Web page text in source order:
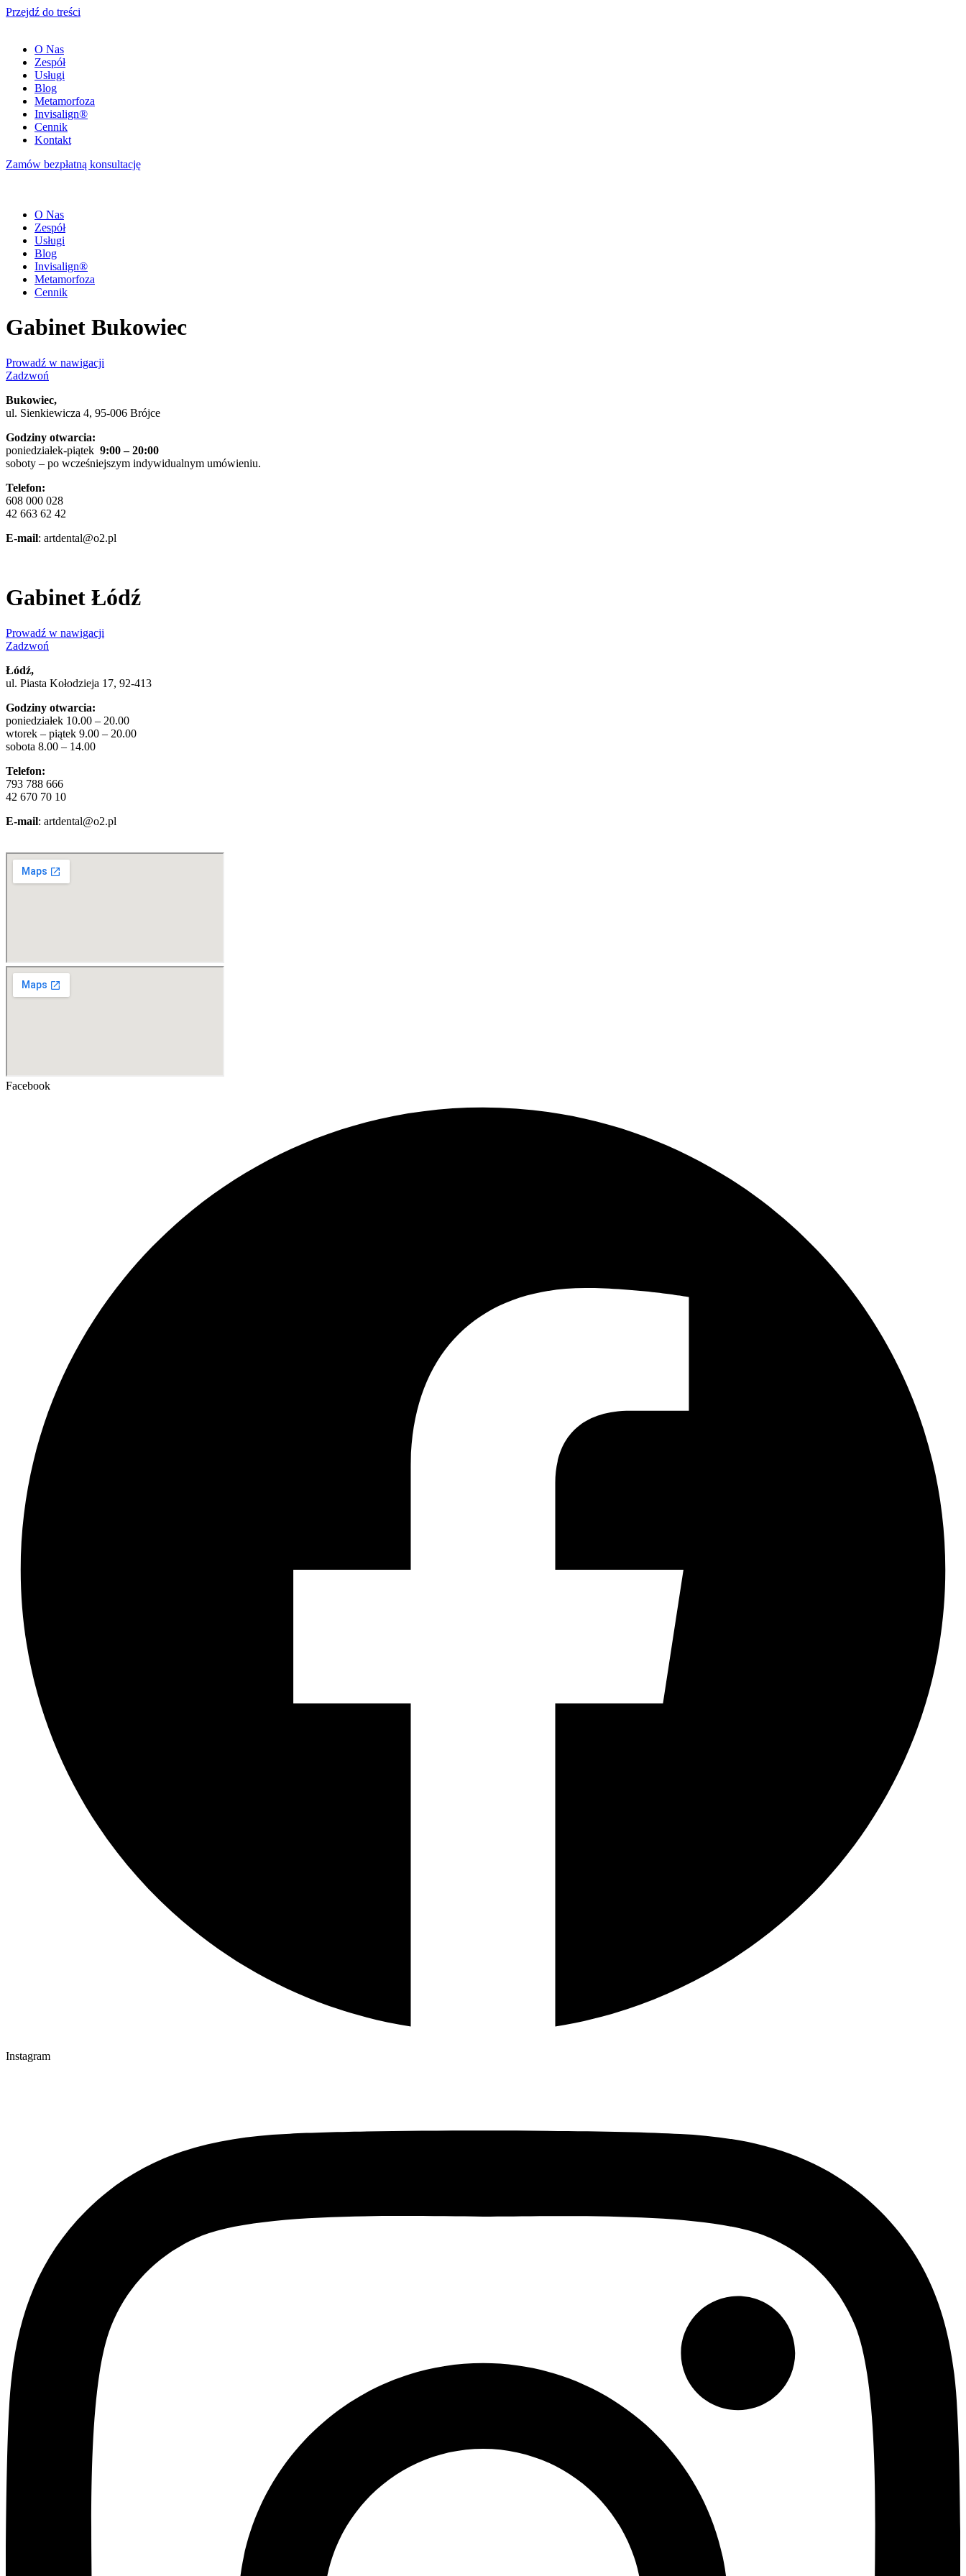
Przejdź do treści
O Nas
Zespół
Usługi
Blog
Metamorfoza
Invisalign®
Cennik
Kontakt
Zamów bezpłatną konsultację
O Nas
Zespół
Usługi
Blog
Invisalign®
Metamorfoza
Cennik
Gabinet Bukowiec
Prowadź w nawigacji
Zadzwoń
Bukowiec,
ul. Sienkiewicza 4, 95-006 Brójce
Godziny otwarcia:
poniedziałek-piątek 9:00 – 20:00
soboty – po wcześniejszym indywidualnym umówieniu.
Telefon:
608 000 028
42 663 62 42
E-mail: artdental@o2.pl
Gabinet Łódź
Prowadź w nawigacji
Zadzwoń
Łódź,
ul. Piasta Kołodzieja 17, 92-413
Godziny otwarcia:
poniedziałek 10.00 – 20.00
wtorek – piątek 9.00 – 20.00
sobota 8.00 – 14.00
Telefon:
793 788 666
42 670 70 10
E-mail: artdental@o2.pl
Facebook
Instagram